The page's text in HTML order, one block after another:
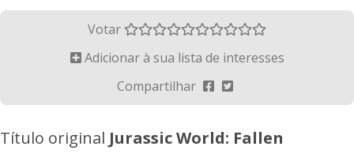
Votar
Adicionar à sua lista de interesses
Compartilhar
Título original Jurassic World: Fallen